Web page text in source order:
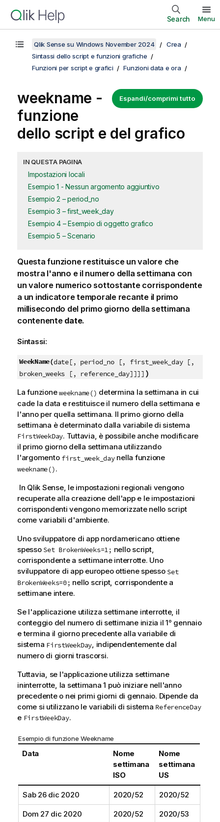
Search Menu
Qlik Sense su Windows November 2024
Crea
Sintassi dello script e funzioni grafiche
Funzioni per script e grafici
Funzioni data e ora
Espandi/comprimi tutto
weekname -
funzione
dello script e del grafico
IN QUESTA PAGINA
Impostazioni locali
Esempio 1 - Nessun argomento aggiuntivo
Esempio 2 – period_no
Esempio 3 – first_week_day
Esempio 4 – Esempio di oggetto grafico
Esempio 5 – Scenario
Questa funzione restituisce un valore che
mostra l'anno e il numero della settimana con
un valore numerico sottostante corrispondente
a un indicatore temporale recante il primo
millisecondo del primo giorno della settimana
contenente date.
Sintassi:
WeekName(date[, period_no [, first_week_day [,
broken_weeks [, reference_day]]]] )
La funzioneweekname() determina la settimana in cui
cade la data e restituisce il numero della settimana e
l'anno per quella settimana. Il primo giorno della
settimana è determinato dalla variabile di sistema
FirstWeekDay. Tuttavia, è possibile anche modificare
il primo giorno della settimana utilizzando
l'argomento first_week_daynella funzione
weekname().
In Qlik Sense, le impostazioni regionali vengono
recuperate alla creazione dell'app e le impostazioni
corrispondenti vengono memorizzate nello script
come variabili d'ambiente.
Uno sviluppatore di app nordamericano ottiene
spesso Set BrokenWeeks=1; nello script,
corrispondente a settimane interrotte. Uno
sviluppatore di app europeo ottiene spesso Set
BrokenWeeks=0; nello script, corrispondente a
settimane intere.
Se l'applicazione utilizza settimane interrotte, il
conteggio del numero di settimane inizia il 1° gennaio
e termina il giorno precedente alla variabile di
sistema FirstWeekDay, indipendentemente dal
numero di giorni trascorsi.
Tuttavia, se l'applicazione utilizza settimane
ininterrotte, la settimana 1 può iniziare nell'anno
precedente o nei primi giorni di gennaio. Dipende da
come si utilizzano le variabili di sistema ReferenceDay
e FirstWeekDay.
Esempio di funzione Weekname
Data
Nome
settimana
ISO
Nome
settimana
US
Sab 26 dic 2020 2020/52 2020/52
Dom 27 dic 2020 2020/52 2020/53